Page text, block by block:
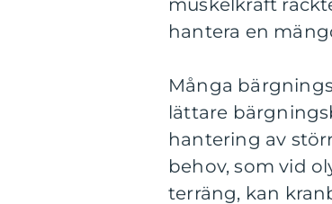
muskelkraft
hantera en
Många
lättare
hantering av
behov, som vid
terräng, kan